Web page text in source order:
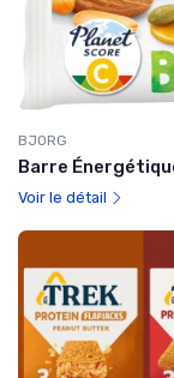
BJORG
Barre
Voir le détail